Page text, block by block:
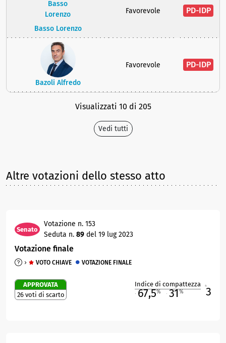
Basso Lorenzo
Favorevole PD-IDP
Bazoli Alfredo
Favorevole PD-IDP
Visualizzati 10 di 205
Vedi tutti
Altre votazioni dello stesso atto
Senato
Votazione n. 153
Seduta n. 89 del 19 lug 2023
Votazione finale
VOTO CHIAVE VOTAZIONE FINALE
APPROVATA
26 voti di scarto
Indice di compattezza
67,5% 31% 3